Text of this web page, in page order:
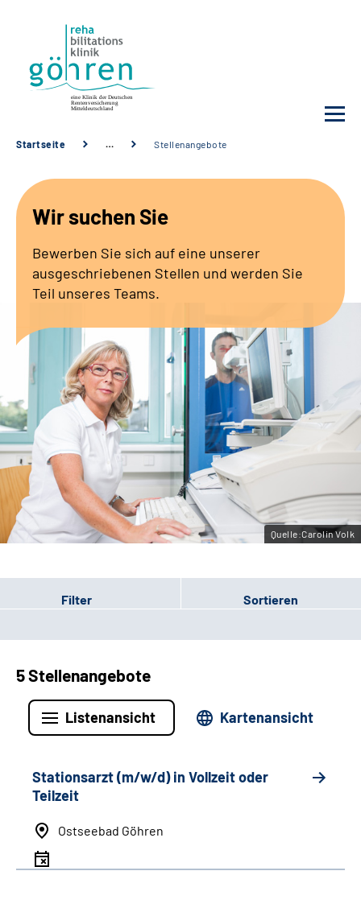
Ihre Reha
Krankheitsbilder
Karriere
Erweiterte Suche
Leichte Sprache
Gebärdensprache
Startseite … Stellenangebote
Wir suchen Sie
Bewerben Sie sich auf eine unserer
ausgeschriebenen Stellen und werden Sie
Teil unseres Teams.
Quelle:Carolin Volk
Filter Sortieren
5 Stellenangebote
Listenansicht Kartenansicht
Stationsarzt (m/w/d) in Vollzeit oder
Teilzeit
Ostseebad Göhren